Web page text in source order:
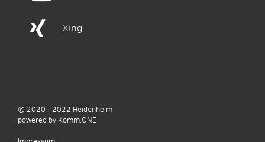
Xing
© 2020 - 2022 Heidenheim
powered by Komm.ONE